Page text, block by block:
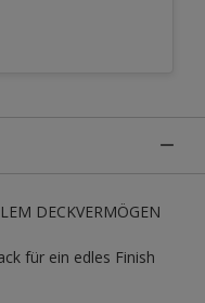
DECKVERMÖGEN
für ein edles Finish